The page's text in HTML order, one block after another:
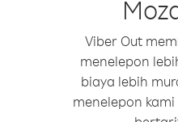
Viber Out
menelepon
biaya lebih
menelepon